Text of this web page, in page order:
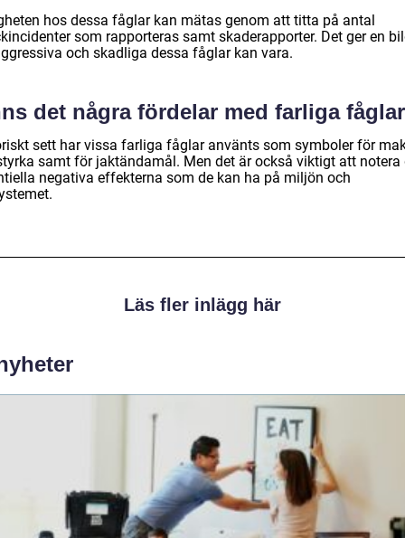
hos dessa fåglar kan mätas genom att titta på antal
som rapporteras samt skaderapporter. Det ger en
och skadliga dessa fåglar kan vara.
det några fördelar med farliga
sett har vissa farliga fåglar använts som symboler för
samt för jaktändamål. Men det är också viktigt att notera
negativa effekterna som de kan ha på miljön och
Läs fler inlägg här